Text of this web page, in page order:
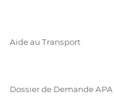
Aide au Transport
Dossier de Demande APA